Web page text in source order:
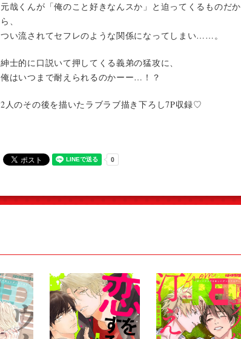
元哉くんが「俺のこと好きなんスか」と迫ってくるものだか
ら、
つい流されてセフレのような関係になってしまい……。
紳士的に口説いて押してくる義弟の猛攻に、
俺はいつまで耐えられるのかーー…！？
2人のその後を描いたラブラブ描き下ろし7P収録♡